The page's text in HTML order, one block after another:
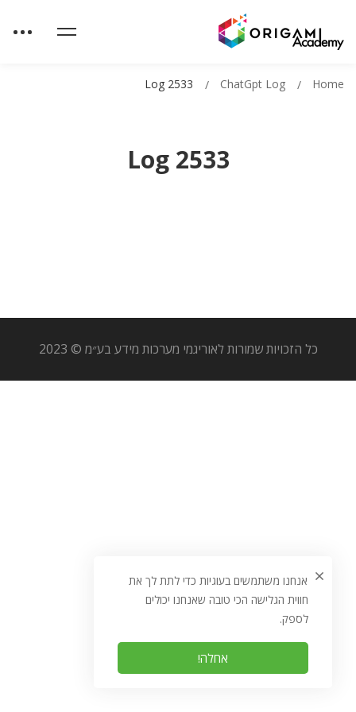
Log 2533
Home
ChatGpt Log
Log 2533
כל הזכויות שמורות לאוריגמי מערכות מידע בע״מ © 2023
אנחנו משתמשים בעוגיות כדי לתת לך את
חווית הגלישה הכי טובה שאנחנו יכולים
לספק.
אחלה!